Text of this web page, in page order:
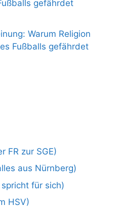
gefährdet
Warum Religion
Fußballs gefährdet
FR zur SGE)
aus Nürnberg)
für sich)
HSV)